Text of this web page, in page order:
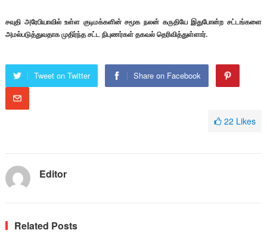
சவுதி அரேபியாவில் உள்ள குடிமக்களின் சமூக நலன் கருதியே இதுபோன்ற சட்டங்களை
அமல்படுத்துவதாக முதிர்ந்த சட்ட நிபுணர்கள் தகவல் தெரிவித்துள்ளார்.
Tweet on Twitter Share on Facebook
22 Likes
Editor
Related Posts